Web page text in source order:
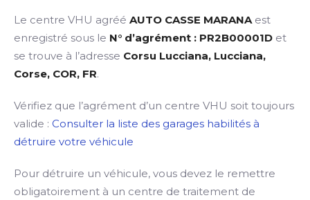
Le centre VHU agréé AUTO CASSE MARANAest
enregistré sous le N° d’agrément : PR2B00001D et
se trouve à l’adresse Corsu Lucciana, Lucciana,
Corse, COR, FR.
Vérifiez que l’agrément d’un centre VHU soit toujours
valide : Consulter la liste des garages habilités à
détruire votre véhicule
Pour détruire un véhicule, vous devez le remettre
obligatoirement à un centre de traitement de